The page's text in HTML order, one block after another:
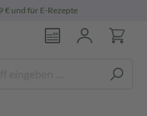
€ und für E-Rezepte